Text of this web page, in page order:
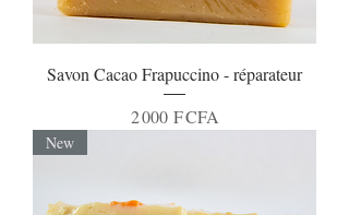
Savon Cacao Frapuccino - réparateur
Prix
2 000 F CFA
New